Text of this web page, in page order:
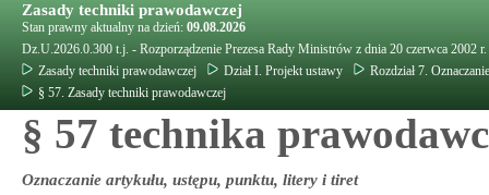
Zasady techniki prawodawczej
Stan prawny aktualny na dzień: 09.08.2026
Dz.U.2026.0.300 t.j. - Rozporządzenie Prezesa Rady Ministrów z dnia 20 czerwca 2002
Zasady techniki prawodawczej
Dział I. Projekt ustawy
Rozdział 7.
§ 57. Zasady techniki prawodawczej
§ 57 technika
Oznaczanie artykułu, ustępu, punktu, litery i tiret